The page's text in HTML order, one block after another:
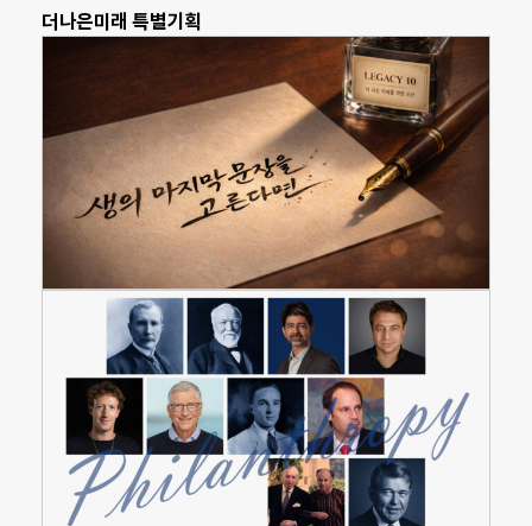
더나은미래 특별기획